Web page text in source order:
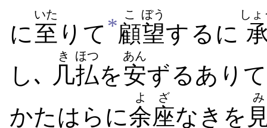
に至
いた
りて *顧
こ
望
ぼう
するに
しょ
し､ 几
き
払
ほつ
を安
あん
ずるあり
かたはらに余座
よざ
なきを
み